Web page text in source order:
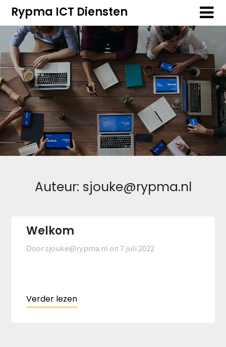
Overslaan
naar
inhoud
Overslaan
naar
inhoud
Rypma ICT Diensten
Auteur: sjouke@rypma.nl
Welkom
Door sjouke@rypma.nl on 7 juli 2022
Verder lezen